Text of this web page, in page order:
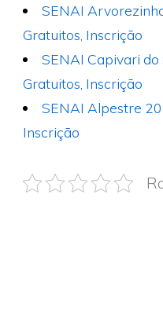
SENAI
Gratuitos, Inscrição
SENAI Capivari do
Gratuitos, Inscrição
SENAI Alpestre
Inscrição